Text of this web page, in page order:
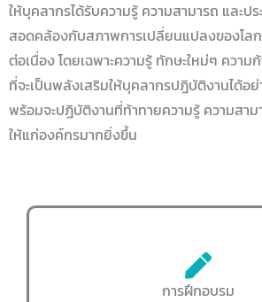
ให้บุคลากรได้รับความรู้ ความสามารถ และ
สอดคล้องกับสภาพการเปลี่ยนแปลงของโ
ต่อเนื่อง โดยเฉพาะความรู้ ทักษะใหม่ๆ ความ
ที่จะเป็นพลังเสริมให้บุคลากรปฎิบัติงานได้อ
พร้อมจะปฎิบัติงานที่ท้าทายความรู้ ความสาม
ให้แก่องค์กรมากยิ่งขึ้น
การฝึกอบรม